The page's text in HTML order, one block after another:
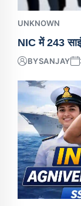
UNKNOWN
NIC में 243
BYSANJAY